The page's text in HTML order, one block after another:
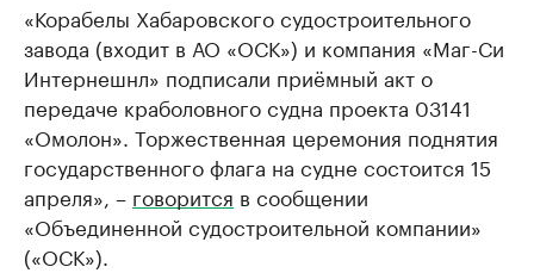
«Корабелы Хабаровского судостроительного
завода (входит в АО «ОСК») и компания «Маг-Си
Интернешнл» подписали приёмный акт о
передаче краболовного судна проекта 03141
«Омолон». Торжественная церемония поднятия
государственного флага на судне состоится 15
апреля», – говорится в сообщении
«Объединенной судостроительной компании»
(«ОСК»).